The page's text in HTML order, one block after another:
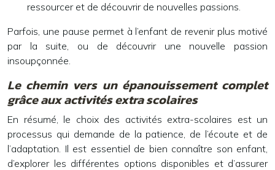
ressourcer et de découvrir de nouvelles passions.
Parfois, une pause permet à l’enfant de revenir plus motivé
par la suite, ou de découvrir une nouvelle passion
insoupçonnée.
Le chemin vers un épanouissement complet
grâce aux activités extra scolaires
En résumé, le choix des activités extra-scolaires est un
processus qui demande de la patience, de l’écoute et de
l’adaptation. Il est essentiel de bien connaître son enfant,
d’explorer les différentes options disponibles et d’assurer